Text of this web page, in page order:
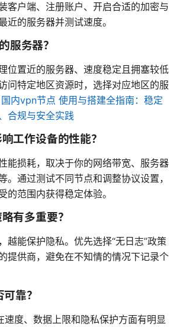
客户端、注册账户、开启合适的加密与
近的服务器并测试速度。
服务器？
位置近的服务器、速度稳定且拥塞较低
问特定地区资源时，选择对应地区的服
国内vpn节点 使用与搭建全指南：稳定
合规与安全实践
工作设备的性能？
能损耗，取决于你的网络带宽、服务器
。通过测试不同节点和调整协议设置，
的范围内获得稳定体验。
有多重要？
越能保护隐私。优先选择“无日志”政策
提供商，避免在不知情的情况下记录个
靠？
速度、数据上限和隐私保护方面有明显